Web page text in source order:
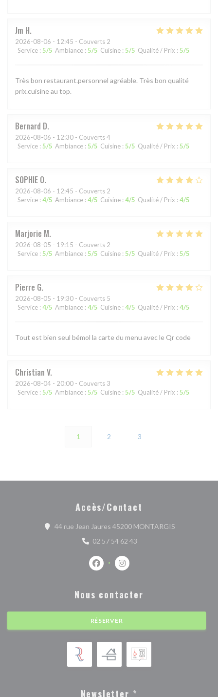
Jm H
2026-08-06 - 12:45 - Couverts 2
Service : 5/5 Ambiance : 5/5 Cuisine : 5/5 Qualité / Prix : 5/5
Très bon restaurant.personnel agréable. Très bon qualité
prix.cuisine au top.
Bernard D
2026-08-06 - 12:30 - Couverts 4
Service : 5/5 Ambiance : 5/5 Cuisine : 5/5 Qualité / Prix : 5/5
SOPHIE O
2026-08-06 - 12:45 - Couverts 2
Service : 4/5 Ambiance : 4/5 Cuisine : 4/5 Qualité / Prix : 4/5
Marjorie M
2026-08-05 - 19:15 - Couverts 2
Service : 5/5 Ambiance : 5/5 Cuisine : 5/5 Qualité / Prix : 5/5
Pierre G
2026-08-05 - 19:30 - Couverts 5
Service : 4/5 Ambiance : 4/5 Cuisine : 4/5 Qualité / Prix : 4/5
Tout est bien seul bémol la carte du menu avec le Qr code
Christian V
2026-08-04 - 20:00 - Couverts 3
Service : 5/5 Ambiance : 5/5 Cuisine : 5/5 Qualité / Prix : 5/5
1 2 3
Accès/Contact
44 rue Jean Jaures 45200 MONTARGIS((ouvre une
02 57 54 62 43
Facebook ((ouvre une nouvelle
Instagram ((ouvre une
Nous contacter
RÉSERVER
Newsletter *